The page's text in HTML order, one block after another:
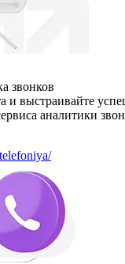
звонков
и выстраивайте
аналитики